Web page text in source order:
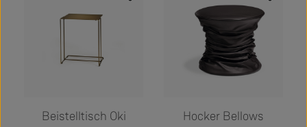
Beistelltisch Oki Hocker Bellows